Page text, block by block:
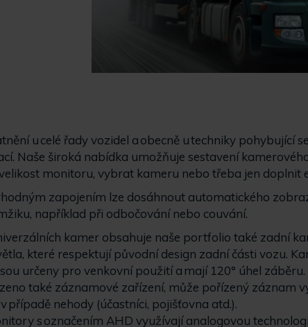
u celé řady vozidel a obecně u techniky pohybující
Naše široká nabídka umožňuje sestavení
monitoru, vybrat kameru nebo třeba jen doplnit
zapojením lze dosáhnout automatického
například při odbočování nebo couvání.
kamer obsahuje naše portfolio také zadní
které respektují původní design zadní části vozu.
určeny pro venkovní použití a mají 120° úhel
také záznamové zařízení, může pořízený záznam
případě nehody (účastníci, pojišťovna atd.).
s označením AHD využívají analogovou